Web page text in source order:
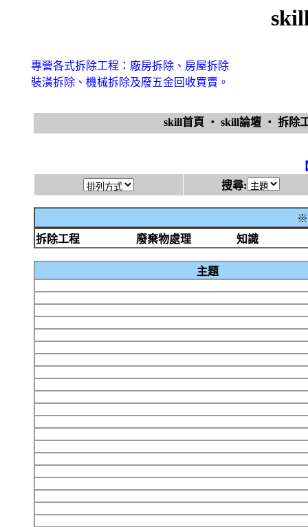
專營各式拆除工程：廠房拆除、房屋拆除
裝潢拆除、機械拆除及廢五金回收買賣。
skill首頁 ‧ skill論壇 ‧ 拆除
搜尋:
※
拆除工程
廢棄物處理 知識
主題